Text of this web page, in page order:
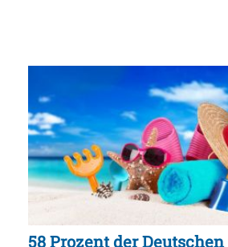
58 Prozent der